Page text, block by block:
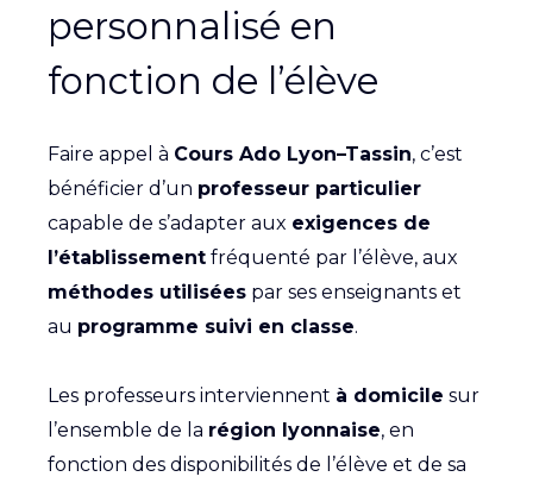
personnalisé en
fonction de l’élève
Faire appel à Cours Ado Lyon–Tassin, c’est
bénéficier d’un professeur particulier
capable de s’adapter aux exigences de
l’établissement fréquenté par l’élève, aux
méthodes utilisées par ses enseignants et
au programme suivi en classe.
Les professeurs interviennent à domicile sur
l’ensemble de la région lyonnaise, en
fonction des disponibilités de l’élève et de sa